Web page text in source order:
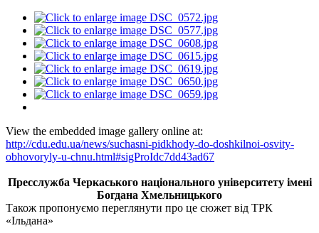
View the embedded image gallery online at:
http://cdu.edu.ua/news/suchasni-pidkhody-do-doshkilnoi-osvity-
obhovoryly-u-chnu.html#sigProIdc7dd43ad67
Пресслужба Черкаського національного університету імені
Богдана Хмельницького
Також пропонуємо переглянути про це сюжет від ТРК
«Ільдана»